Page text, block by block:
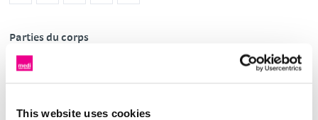
This website uses cookies
Parties du corps